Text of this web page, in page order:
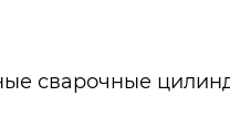
сварочные